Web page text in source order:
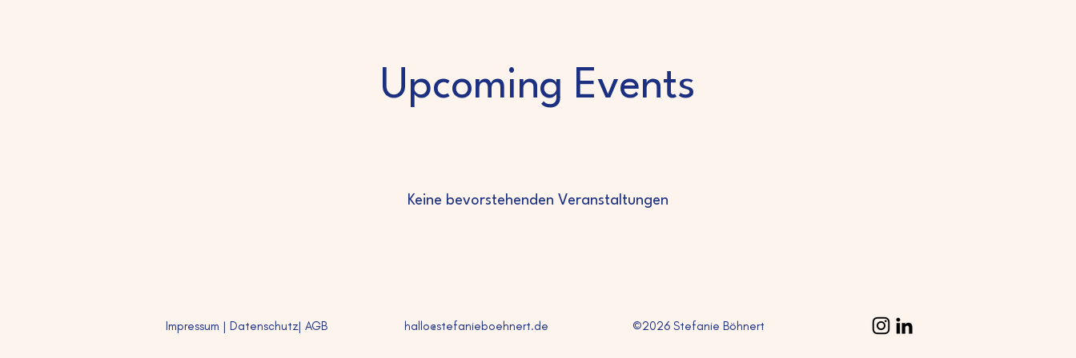
Upcoming Events
Keine bevorstehenden Veranstaltungen
Impressum | Datenschutz| AGB hallo@stefanieboehnert.de ©2026 Stefanie Böhnert